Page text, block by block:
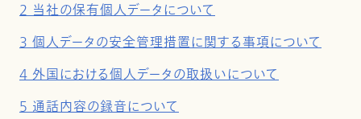
2 当社の保有個人データについて
3 個人データの安全管理措置に関する事項について
4 外国における個人データの取扱いについて
5 通話内容の録音について